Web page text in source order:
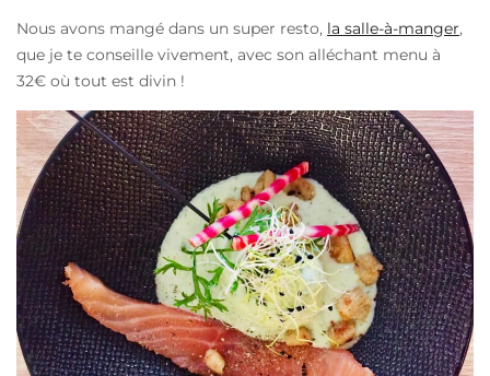
Nous avons mangé dans un super resto, la salle-à-manger,
que je te conseille vivement, avec son alléchant menu à
32€ où tout est divin !